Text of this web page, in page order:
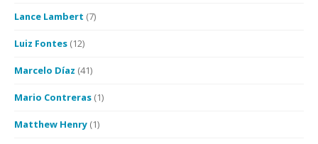
Lance Lambert (7)
Luiz Fontes (12)
Marcelo Díaz (41)
Mario Contreras (1)
Matthew Henry (1)